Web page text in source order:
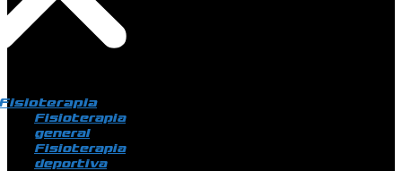
Fisioterapia
general
Fisioterapia
deportiva